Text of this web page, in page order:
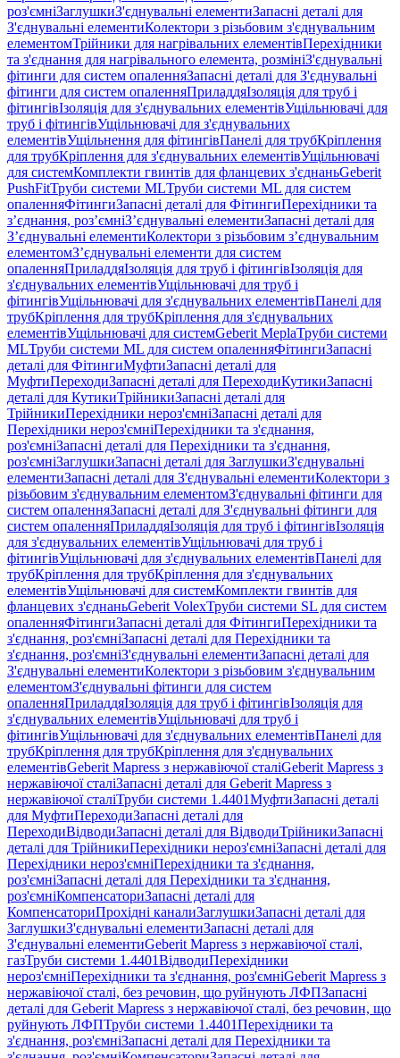
роз'ємніЗаглушкиЗ'єднувальні елементиЗапасні деталі для
З'єднувальні елементиКолектори з різьбовим з'єднувальним
елементомТрійники для нагрівальних елементівПерехідники
та з'єднання для нагрівального елемента, розмініЗ'єднувальні
фітинги для систем опаленняЗапасні деталі для З'єднувальні
фітинги для систем опаленняПриладдяІзоляція для труб і
фітингівІзоляція для з'єднувальних елементівУщільнювачі для
труб і фітингівУщільнювачі для з'єднувальних
елементівУщільнення для фітингівПанелі для трубКріплення
для трубКріплення для з'єднувальних елементівУщільнювачі
для системКомплекти гвинтів для фланцевих з'єднаньGeberit
PushFitТруби системи MLТруби системи ML для систем
опаленняФітингиЗапасні деталі для ФітингиПерехідники та
з’єднання, роз’ємніЗ’єднувальні елементиЗапасні деталі для
З’єднувальні елементиКолектори з різьбовим з’єднувальним
елементомЗ’єднувальні елементи для систем
опаленняПриладдяІзоляція для труб і фітингівІзоляція для
з'єднувальних елементівУщільнювачі для труб і
фітингівУщільнювачі для з'єднувальних елементівПанелі для
трубКріплення для трубКріплення для з'єднувальних
елементівУщільнювачі для системGeberit MeplaТруби системи
MLТруби системи ML для систем опаленняФітингиЗапасні
деталі для ФітингиМуфтиЗапасні деталі для
МуфтиПереходиЗапасні деталі для ПереходиКутикиЗапасні
деталі для КутикиТрійникиЗапасні деталі для
ТрійникиПерехідники нероз'ємніЗапасні деталі для
Перехідники нероз'ємніПерехідники та з'єднання,
роз'ємніЗапасні деталі для Перехідники та з'єднання,
роз'ємніЗаглушкиЗапасні деталі для ЗаглушкиЗ'єднувальні
елементиЗапасні деталі для З'єднувальні елементиКолектори з
різьбовим з'єднувальним елементомЗ'єднувальні фітинги для
систем опаленняЗапасні деталі для З'єднувальні фітинги для
систем опаленняПриладдяІзоляція для труб і фітингівІзоляція
для з'єднувальних елементівУщільнювачі для труб і
фітингівУщільнювачі для з'єднувальних елементівПанелі для
трубКріплення для трубКріплення для з'єднувальних
елементівУщільнювачі для системКомплекти гвинтів для
фланцевих з'єднаньGeberit VolexТруби системи SL для систем
опаленняФітингиЗапасні деталі для ФітингиПерехідники та
з'єднання, роз'ємніЗапасні деталі для Перехідники та
з'єднання, роз'ємніЗ'єднувальні елементиЗапасні деталі для
З'єднувальні елементиКолектори з різьбовим з'єднувальним
елементомЗ'єднувальні фітинги для систем
опаленняПриладдяІзоляція для труб і фітингівІзоляція для
з'єднувальних елементівУщільнювачі для труб і
фітингівУщільнювачі для з'єднувальних елементівПанелі для
трубКріплення для трубКріплення для з'єднувальних
елементівGeberit Mapress з нержавіючої сталіGeberit Mapress з
нержавіючої сталіЗапасні деталі для Geberit Mapress з
нержавіючої сталіТруби системи 1.4401МуфтиЗапасні деталі
для МуфтиПереходиЗапасні деталі для
ПереходиВідводиЗапасні деталі для ВідводиТрійникиЗапасні
деталі для ТрійникиПерехідники нероз'ємніЗапасні деталі для
Перехідники нероз'ємніПерехідники та з'єднання,
роз'ємніЗапасні деталі для Перехідники та з'єднання,
роз'ємніКомпенсаториЗапасні деталі для
КомпенсаториПрохідні каналиЗаглушкиЗапасні деталі для
ЗаглушкиЗ'єднувальні елементиЗапасні деталі для
З'єднувальні елементиGeberit Mapress з нержавіючої сталі,
газТруби системи 1.4401ВідводиПерехідники
нероз'ємніПерехідники та з'єднання, роз'ємніGeberit Mapress з
нержавіючої сталі, без речовин, що руйнують ЛФПЗапасні
деталі для Geberit Mapress з нержавіючої сталі, без речовин, що
руйнують ЛФПТруби системи 1.4401Перехідники та
з'єднання, роз'ємніЗапасні деталі для Перехідники та